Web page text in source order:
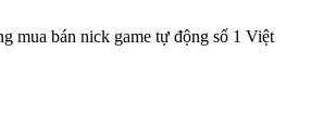
mua bán nick game tự động số 1 Việt